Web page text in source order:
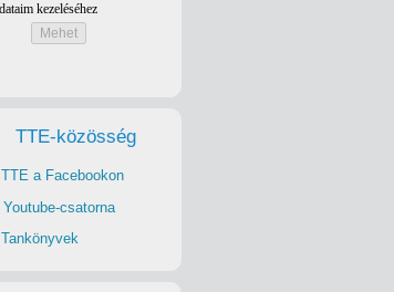
TTE-közösség
TTE a Facebookon
Youtube-csatorna
Tankönyvek